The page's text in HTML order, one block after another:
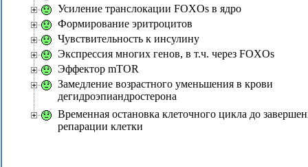
Усиление транслокации FOXOs в ядро
Формирование эритроцитов
Чувствительность к инсулину
Экспрессия многих генов, в т.ч. через FOXOs
Эффектор mTOR
Замедление возрастного уменьшения в крови
дегидроэпиандростерона
Временная остановка клеточного цикла до
репарации клетки